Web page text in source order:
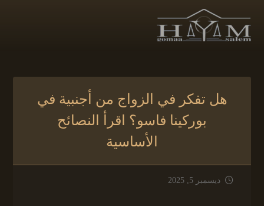
هل تفكر في الزواج من أجنبية في
بوركينا فاسو؟ اقرأ النصائح
الأساسية
ديسمبر 5, 2025